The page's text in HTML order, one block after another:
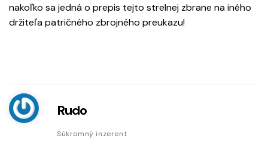
nakoľko sa jedná o prepis tejto strelnej zbrane na iného
držiteľa patričného zbrojného preukazu!
Rudo
Súkromný inzerent